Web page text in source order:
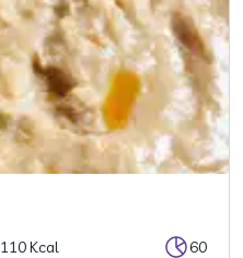
110 Kcal 60